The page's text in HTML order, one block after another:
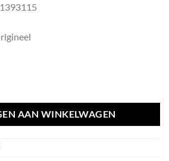
AAN WINKELWAGEN